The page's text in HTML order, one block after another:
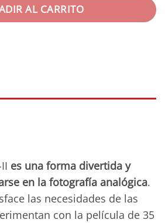
AL CARRITO
es una forma divertida y
en la fotografía analógica.
las necesidades de las
con la película de 35